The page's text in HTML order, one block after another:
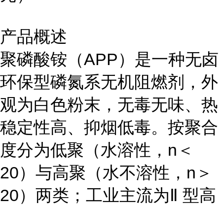
产品概述
聚磷酸铵（APP）是一种无卤
环保型磷氮系无机阻燃剂，外
观为白色粉末，无毒无味、热
稳定性高、抑烟低毒。按聚合
度分为低聚（水溶性，n＜
20）与高聚（水不溶性，n＞
20）两类；工业主流为Ⅱ 型高